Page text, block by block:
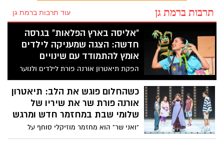
תרבות ברמת גן עוד תרבות ברמת גן
"אליסה בארץ הפלאות" בגרסה
חדשה: הצגה שמעניקה לילדים
אומץ להתמודד עם שינויים
הפקת תיאטרון אורנה פורת לילדים ולנוער
לוקחת את הקלאסיקה של לואיס קרול למסע
קסום על פחדים, מעברים והתחלות חדשות,
ומעניקה לילדים כלים להתמודד עם שינויים
דרך דמיון, הומור ותיאטרון איכותי.
כשהחלום פוגש את הלב: תיאטרון
אורנה פורת שר את שיריו של
שלומי שבת במחזמר חדש ומרגש
"ואני שר" הוא מחזמר מוזיקלי סוחף על
חלומות, משפחה וכוחה של האמת. עם